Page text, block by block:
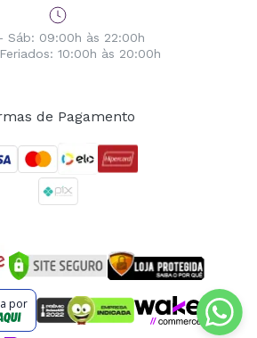
Sáb: 09:00h às 22:00h
10:00h às 20:00h
de Pagamento
por